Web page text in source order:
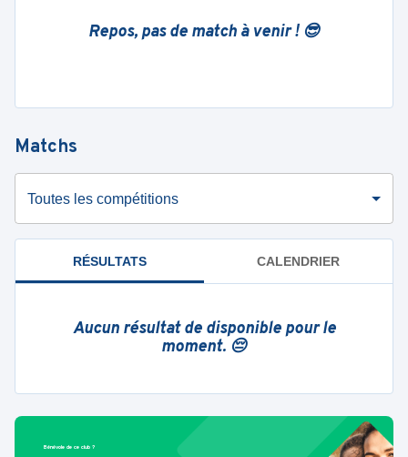
Repos, pas de match à venir ! 😎
Matchs
Toutes les compétitions
RÉSULTATS CALENDRIER
Aucun résultat de disponible pour le
moment. 😔
Bénévole de ce club ?